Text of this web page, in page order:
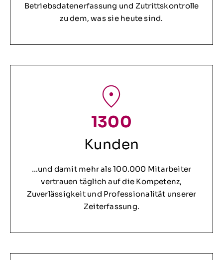
Betriebsdatenerfassung und Zutrittskontrolle
zu dem, was sie heute sind.
1300
Kunden
…und damit mehr als 100.000 Mitarbeiter
vertrauen täglich auf die Kompetenz,
Zuverlässigkeit und Professionalität unserer
Zeiterfassung.